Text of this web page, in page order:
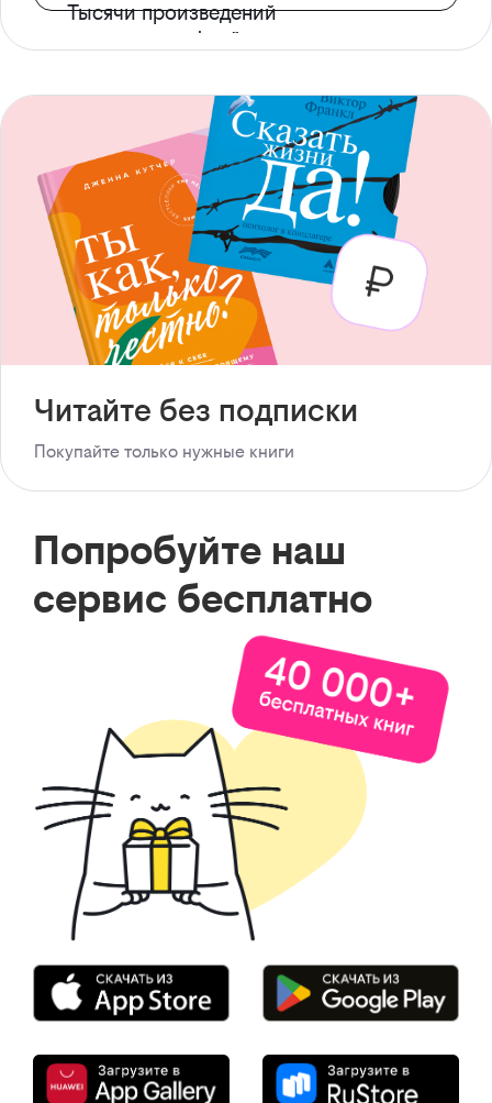
Тысячи произведений
с доступом офлайн
Читайте без подписки
Покупайте только нужные книги
Попробуйте наш
сервис бесплатно